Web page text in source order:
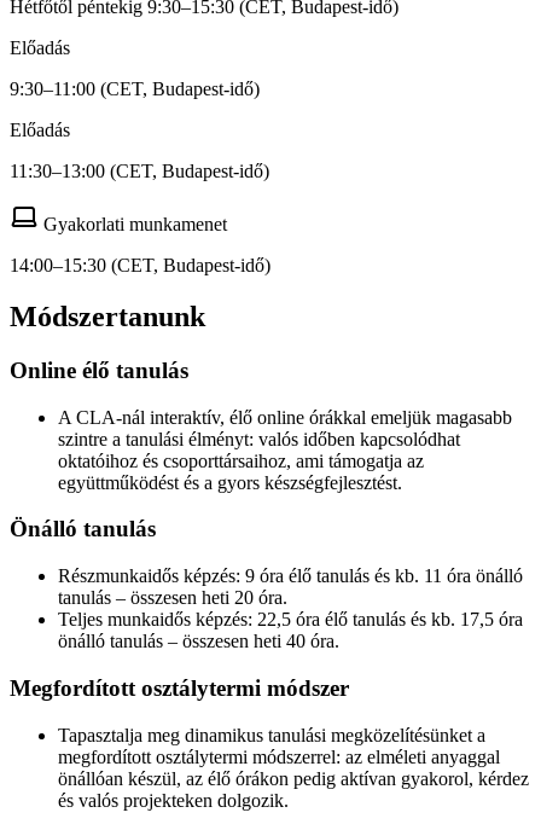
Hétfőtől péntekig 9:30–15:30 (CET, Budapest-idő)
Előadás
9:30–11:00 (CET, Budapest-idő)
Előadás
11:30–13:00 (CET, Budapest-idő)
Gyakorlati munkamenet
14:00–15:30 (CET, Budapest-idő)
Módszertanunk
Online élő tanulás
A CLA-nál interaktív, élő online órákkal emeljük magasabb
szintre a tanulási élményt: valós időben kapcsolódhat
oktatóihoz és csoporttársaihoz, ami támogatja az
együttműködést és a gyors készségfejlesztést.
Önálló tanulás
Részmunkaidős képzés: 9 óra élő tanulás és kb. 11 óra önálló
tanulás – összesen heti 20 óra.
Teljes munkaidős képzés: 22,5 óra élő tanulás és kb. 17,5 óra
önálló tanulás – összesen heti 40 óra.
Megfordított osztálytermi módszer
Tapasztalja meg dinamikus tanulási megközelítésünket a
megfordított osztálytermi módszerrel: az elméleti anyaggal
önállóan készül, az élő órákon pedig aktívan gyakorol, kérdez
és valós projekteken dolgozik.